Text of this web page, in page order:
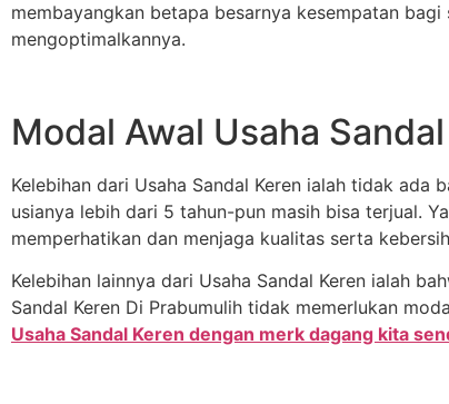
membayangkan betapa besarnya kesempatan
mengoptimalkannya.
Modal Awal Usaha
Kelebihan dari Usaha Sandal Keren ialah tidak ada
usianya lebih dari 5 tahun-pun masih bisa terjual.
memperhatikan dan menjaga kualitas serta
Kelebihan lainnya dari Usaha Sandal Keren ialah
Sandal Keren Di Prabumulih tidak memerlukan
Usaha Sandal Keren dengan merk dagang kita